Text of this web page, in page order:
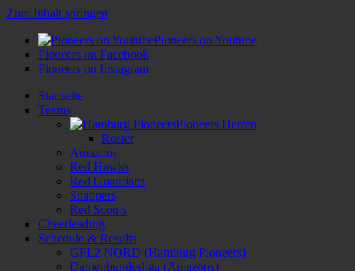
Zum Inhalt springen
Pioneers on Youtube
Pioneers on Facebook
Pioneers on Instagram
Startseite
Teams
Pioneers Herren
Roster
Amazons
Red Hawks
Red Guardians
Snappers
Red Scouts
Cheerleading
Schedule & Results
GFL2 NORD (Hamburg Pioneers)
Damenbundesliga (Amazons)